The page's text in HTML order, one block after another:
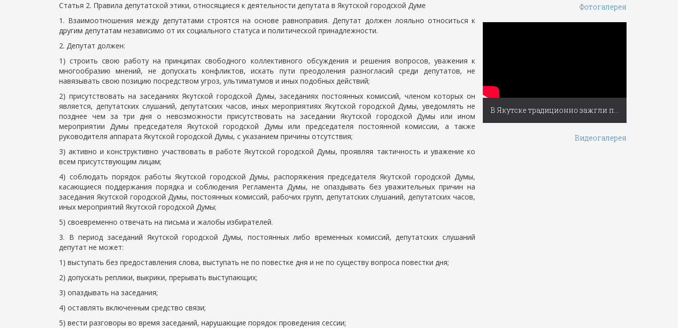
Статья 2. Правила депутатской этики, относящиеся к деятельности депутата в Якутской городской Думе
1. Взаимоотношения между депутатами строятся на основе равноправия. Депутат должен лояльно относиться к
другим депутатам независимо от их социального статуса и политической принадлежности.
2. Депутат должен:
1) строить свою работу на принципах свободного коллективного обсуждения и решения вопросов, уважения к
многообразию мнений, не допускать конфликтов, искать пути преодоления разногласий среди депутатов, не
навязывать свою позицию посредством угроз, ультиматумов и иных подобных действий;
2) присутствовать на заседаниях Якутской городской Думы, заседаниях постоянных комиссий, членом которых он
является, депутатских слушаний, депутатских часов, иных мероприятиях Якутской городской Думы, уведомлять не
позднее чем за три дня о невозможности присутствовать на заседании Якутской городской Думы или ином
мероприятии Думы председателя Якутской городской Думы или председателя постоянной комиссии, а также
руководителя аппарата Якутской городской Думы, с указанием причины отсутствия;
3) активно и конструктивно участвовать в работе Якутской городской Думы, проявляя тактичность и уважение ко
всем присутствующим лицам;
4) соблюдать порядок работы Якутской городской Думы, распоряжения председателя Якутской городской Думы,
касающиеся поддержания порядка и соблюдения Регламента Думы, не опаздывать без уважительных причин на
заседания Якутской городской Думы, постоянных комиссий, рабочих групп, депутатских слушаний, депутатских часов,
иных мероприятий Якутской городской Думы;
5) своевременно отвечать на письма и жалобы избирателей.
3. В период заседаний Якутской городской Думы, постоянных либо временных комиссий, депутатских слушаний
депутат не может:
1) выступать без предоставления слова, выступать не по повестке дня и не по существу вопроса повестки дня;
2) допускать реплики, выкрики, прерывать выступающих;
3) опаздывать на заседания;
4) оставлять включенным средство связи;
5) вести разговоры во время заседаний, нарушающие порядок проведения сессии;
Фотогалерея
В Якутске традиционно зажгли первую новогоднюю ёлку России
Видеогалерея